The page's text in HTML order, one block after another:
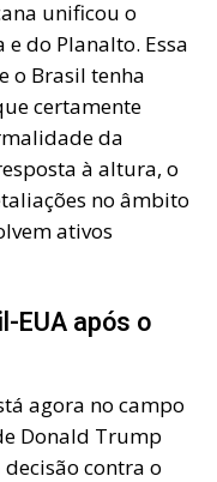
unificou o
do Planalto. Essa
o Brasil tenha
certamente
da
à altura, o
no âmbito
ativos
EUA após o
agora no campo
Donald Trump
contra o